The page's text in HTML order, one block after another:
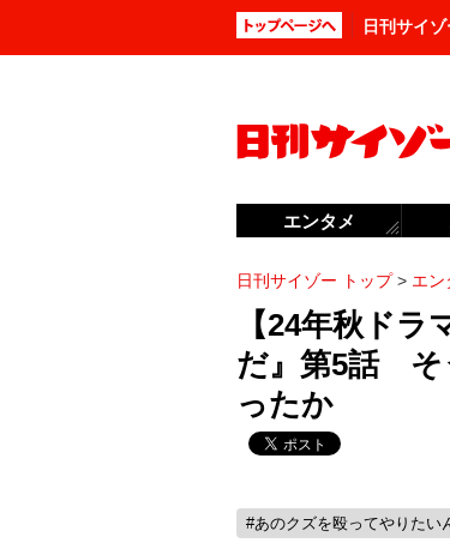
日刊サイ
日刊サイゾー トップ> エン
【24年秋ド
だ』第5話 そ
ったか
#あのクズを殴ってやりたい
エンタメ